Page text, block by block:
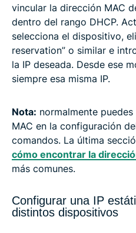
vincular la dirección MAC
dentro del rango DHCP.
selecciona el dispositivo,
reservation” o similar e
la IP deseada. Desde ese
siempre esa misma IP.
Nota: normalmente
MAC en la configuración
comandos. La última
cómo encontrar la
más comunes.
Configurar una IP
distintos dispositivos